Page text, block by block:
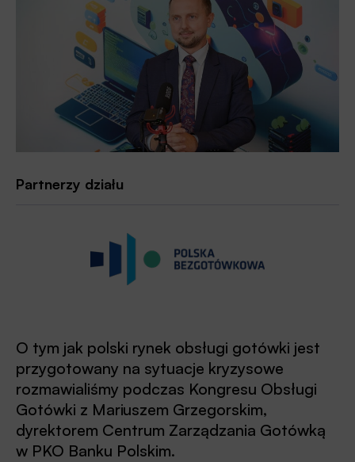
Partnerzy działu
O tym jak polski rynek obsługi gotówki jest
przygotowany na sytuacje kryzysowe
rozmawialiśmy podczas Kongresu Obsługi
Gotówki z Mariuszem Grzegorskim,
dyrektorem Centrum Zarządzania Gotówką
w PKO Banku Polskim.